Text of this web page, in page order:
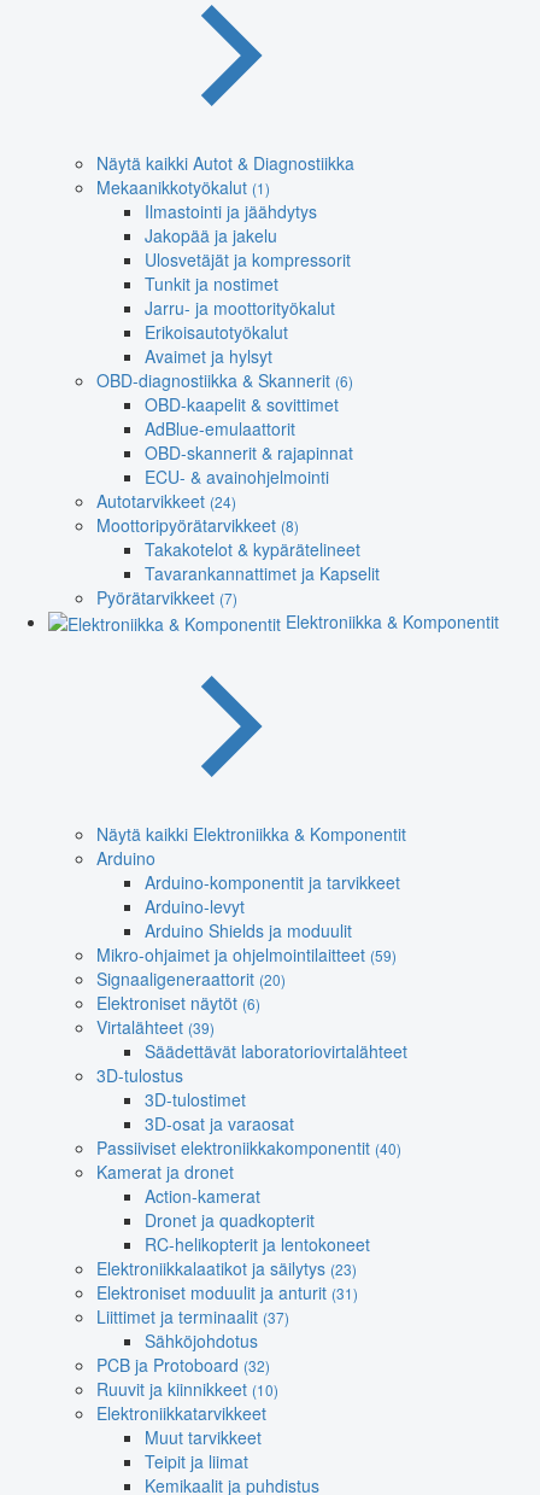
Näytä kaikki Autot & Diagnostiikka
Mekaanikkotyökalut (1)
Ilmastointi ja jäähdytys
Jakopää ja jakelu
Ulosvetäjät ja kompressorit
Tunkit ja nostimet
Jarru- ja moottorityökalut
Erikoisautotyökalut
Avaimet ja hylsyt
OBD-diagnostiikka & Skannerit (6)
OBD-kaapelit & sovittimet
AdBlue-emulaattorit
OBD-skannerit & rajapinnat
ECU- & avainohjelmointi
Autotarvikkeet (24)
Moottoripyörätarvikkeet (8)
Takakotelot & kypärätelineet
Tavarankannattimet ja Kapselit
Pyörätarvikkeet (7)
Elektroniikka & Komponentit
Näytä kaikki Elektroniikka & Komponentit
Arduino
Arduino-komponentit ja tarvikkeet
Arduino-levyt
Arduino Shields ja moduulit
Mikro-ohjaimet ja ohjelmointilaitteet (59)
Signaaligeneraattorit (20)
Elektroniset näytöt (6)
Virtalähteet (39)
Säädettävät laboratoriovirtalähteet
3D-tulostus
3D-tulostimet
3D-osat ja varaosat
Passiiviset elektroniikkakomponentit (40)
Kamerat ja dronet
Action-kamerat
Dronet ja quadkopterit
RC-helikopterit ja lentokoneet
Elektroniikkalaatikot ja säilytys (23)
Elektroniset moduulit ja anturit (31)
Liittimet ja terminaalit (37)
Sähköjohdotus
PCB ja Protoboard (32)
Ruuvit ja kiinnikkeet (10)
Elektroniikkatarvikkeet
Muut tarvikkeet
Teipit ja liimat
Kemikaalit ja puhdistus